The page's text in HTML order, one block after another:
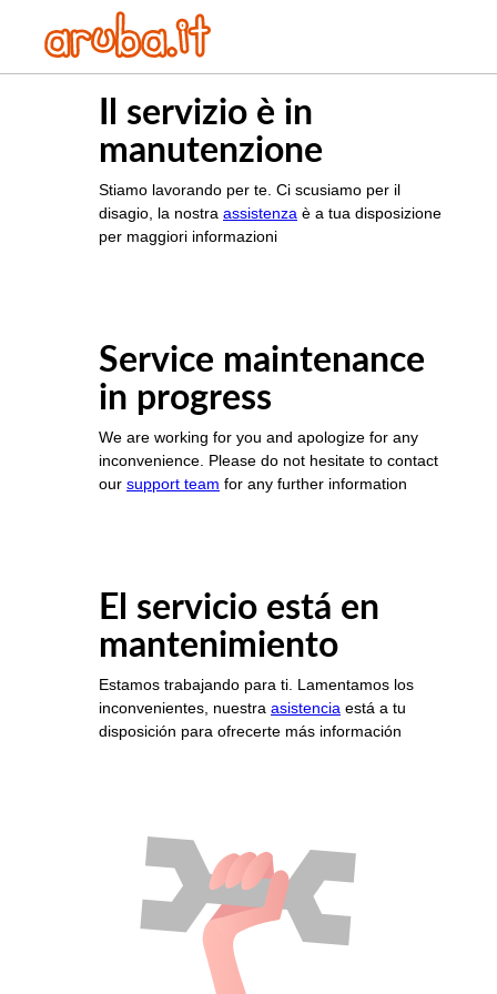
Il servizio è in
manutenzione
Stiamo lavorando per te. Ci scusiamo per il
disagio, la nostra assistenza è a tua disposizione
per maggiori informazioni
Service maintenance
in progress
We are working for you and apologize for any
inconvenience. Please do not hesitate to contact
our support team for any further information
El servicio está en
mantenimiento
Estamos trabajando para ti. Lamentamos los
inconvenientes, nuestra asistencia está a tu
disposición para ofrecerte más información